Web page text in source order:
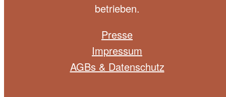
betrieben.
Presse
Impressum
AGBs & Datenschutz